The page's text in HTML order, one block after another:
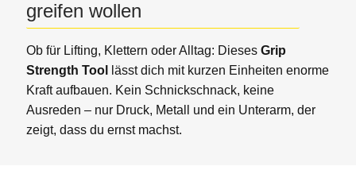
greifen wollen
Ob für Lifting, Klettern oder Alltag: Dieses Grip
Strength Tool
lässt dich mit kurzen Einheiten enorme
Kraft aufbauen. Kein Schnickschnack, keine
Ausreden – nur Druck, Metall und ein Unterarm, der
zeigt, dass du ernst machst.